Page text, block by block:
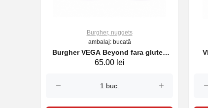
Burgher, nuggets
ambalaj: bucată
Burgher VEGA Beyond fara gluten
congelat 113g
65.00 lei